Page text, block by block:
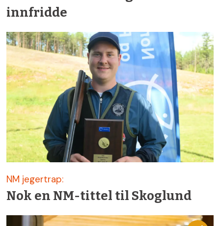
innfridde
NM jegertrap:
Nok en NM-tittel til Skoglund